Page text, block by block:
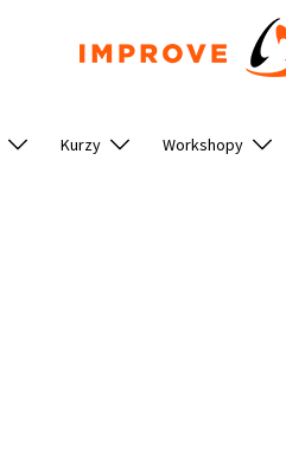
Kurzy Workshopy